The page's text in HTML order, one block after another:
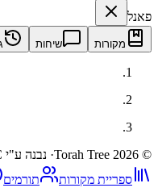
פאנל
מקורות שיחות
©
2026 · נבנה ע"י Turn Byte LLC
ספריית מקורות
תורמים